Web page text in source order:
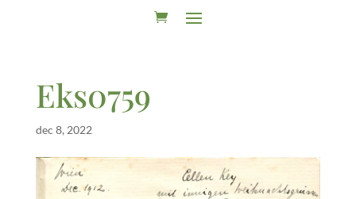
Eks0759
dec 8, 2022